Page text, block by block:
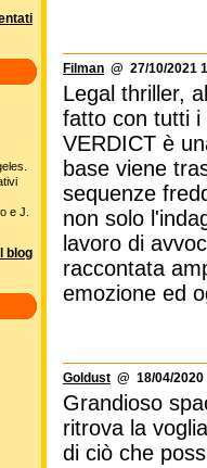
Filman @ 27/10/2021
Legal thriller,
fatto con tutti i
VERDICT è
base viene
sequenze
non solo
lavoro di
raccontata
emozione ed
Goldust @ 18/04/
Grandioso
ritrova la
di ciò che
e J.
blog